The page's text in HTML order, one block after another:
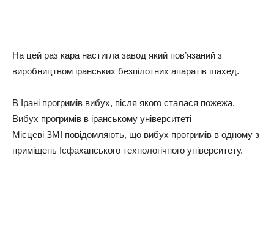
На цей раз кара настигла завод який пов’язаний з
виробництвом іранських безпілотних апаратів шахед.
В Ірані прогримів вибух, після якого сталася пожежа.
Вибух прогримів в іранському університеті
Місцеві ЗМІ повідомляють, що вибух прогримів в одному з
приміщень Ісфаханського технологічного університету.